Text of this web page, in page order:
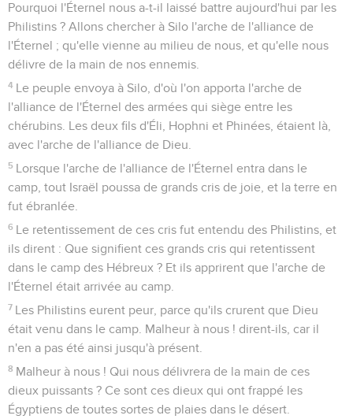
Pourquoi l'Éternel nous a-t-il laissé battre aujourd'hui par les
Philistins ? Allons chercher à Silo l'arche de l'alliance de
l'Éternel ; qu'elle vienne au milieu de nous, et qu'elle nous
délivre de la main de nos ennemis.
4 Le peuple envoya à Silo, d'où l'on apporta l'arche de
l'alliance de l'Éternel des armées qui siège entre les
chérubins. Les deux fils d'Éli, Hophni et Phinées, étaient là,
avec l'arche de l'alliance de Dieu.
5 Lorsque l'arche de l'alliance de l'Éternel entra dans le
camp, tout Israël poussa de grands cris de joie, et la terre en
fut ébranlée.
6 Le retentissement de ces cris fut entendu des Philistins, et
ils dirent : Que signifient ces grands cris qui retentissent
dans le camp des Hébreux ? Et ils apprirent que l'arche de
l'Éternel était arrivée au camp.
7 Les Philistins eurent peur, parce qu'ils crurent que Dieu
était venu dans le camp. Malheur à nous ! dirent-ils, car il
n'en a pas été ainsi jusqu'à présent.
8 Malheur à nous ! Qui nous délivrera de la main de ces
dieux puissants ? Ce sont ces dieux qui ont frappé les
Égyptiens de toutes sortes de plaies dans le désert.